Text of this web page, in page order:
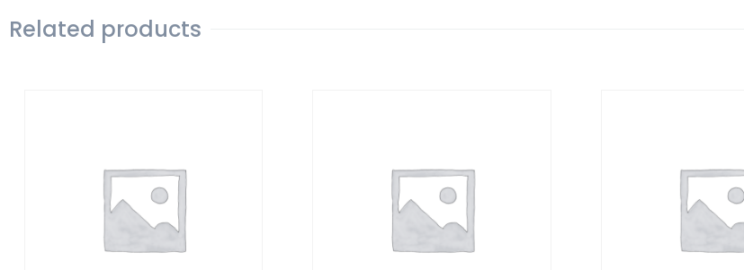
Related products